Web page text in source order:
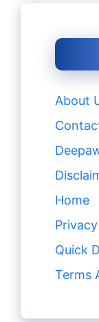
About
Home
Quick
Terms